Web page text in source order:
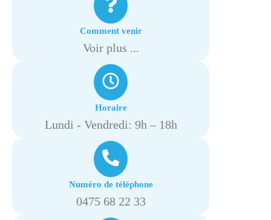
Comment venir
Voir plus ...
Horaire
Lundi - Vendredi: 9h – 18h
Numéro de téléphone
0475 68 22 33